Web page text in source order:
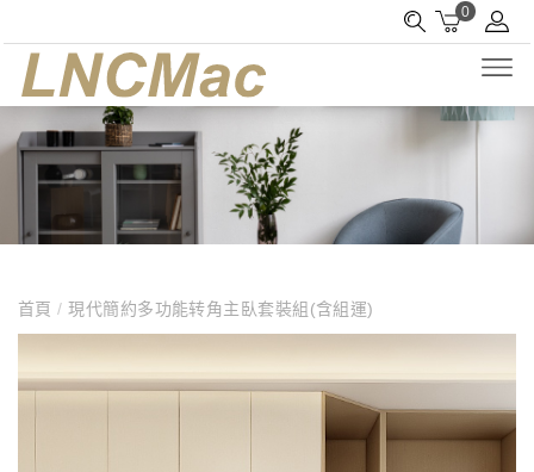
0
首頁/ 現代簡約多功能转角主臥套裝組(含組運)